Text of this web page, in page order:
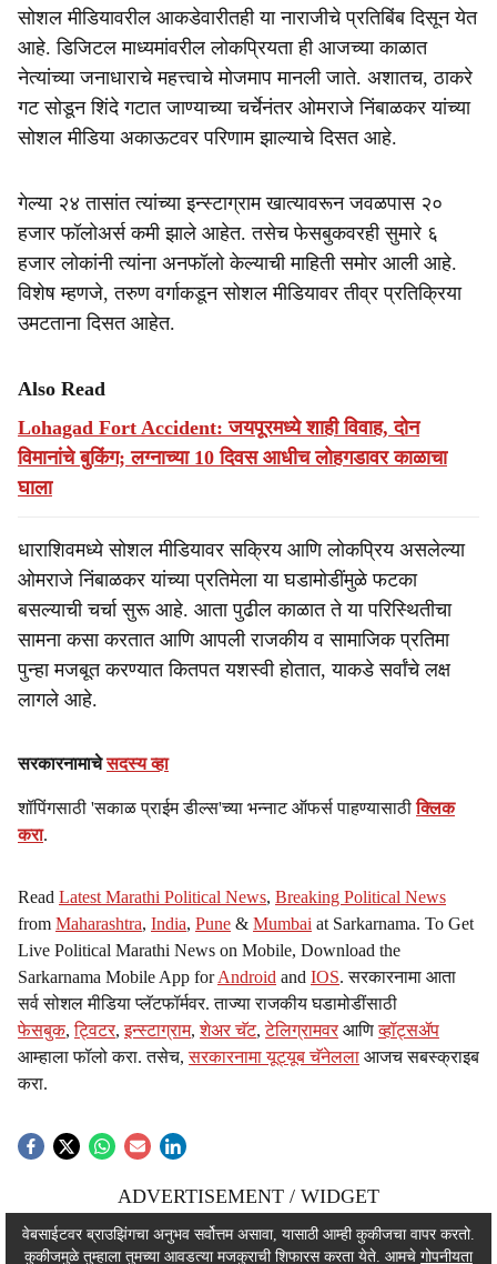
सोशल मीडियावरील आकडेवारीतही या नाराजीचे प्रतिबिंब दिसून येत
आहे. डिजिटल माध्यमांवरील लोकप्रियता ही आजच्या काळात
नेत्यांच्या जनाधाराचे महत्त्वाचे मोजमाप मानली जाते. अशातच, ठाकरे
गट सोडून शिंदे गटात जाण्याच्या चर्चेनंतर ओमराजे निंबाळकर यांच्या
सोशल मीडिया अकाऊटवर परिणाम झाल्याचे दिसत आहे.
गेल्या २४ तासांत त्यांच्या इन्स्टाग्राम खात्यावरून जवळपास २०
हजार फॉलोअर्स कमी झाले आहेत. तसेच फेसबुकवरही सुमारे ६
हजार लोकांनी त्यांना अनफॉलो केल्याची माहिती समोर आली आहे.
विशेष म्हणजे, तरुण वर्गाकडून सोशल मीडियावर तीव्र प्रतिक्रिया
उमटताना दिसत आहेत.
Also Read
Lohagad Fort Accident: जयपूरमध्ये शाही विवाह, दोन
विमानांचे बुकिंग; लग्नाच्या 10 दिवस आधीच लोहगडावर काळाचा
घाला
धाराशिवमध्ये सोशल मीडियावर सक्रिय आणि लोकप्रिय असलेल्या
ओमराजे निंबाळकर यांच्या प्रतिमेला या घडामोडींमुळे फटका
बसल्याची चर्चा सुरू आहे. आता पुढील काळात ते या परिस्थितीचा
सामना कसा करतात आणि आपली राजकीय व सामाजिक प्रतिमा
पुन्हा मजबूत करण्यात कितपत यशस्वी होतात, याकडे सर्वांचे लक्ष
लागले आहे.
सरकारनामाचेसदस्य व्हा
शॉपिंगसाठी 'सकाळ प्राईम डील्स'च्या भन्नाट ऑफर्स पाहण्यासाठीक्लिक
करा.
Read Latest Marathi Political News, Breaking Political News
from Maharashtra, India, Pune & Mumbai at Sarkarnama. To Get
Live Political Marathi News on Mobile, Download the
Sarkarnama Mobile App forAndroid and IOS. सरकारनामा आता
सर्व सोशल मीडिया प्लॅटफॉर्मवर. ताज्या राजकीय घडामोडींसाठी
फेसबुक,ट्विटर,इन्स्टाग्राम,शेअर चॅट,टेलिग्रामवर आणिव्हॉट्सॲप
आम्हाला फॉलो करा. तसेच,सरकारनामा यूट्यूब चॅनेलला आजच सबस्क्राइब
करा.
ADVERTISEMENT / WIDGET
ADVERTISEMENT / WIDGET
वेबसाईटवर ब्राउझिंगचा अनुभव सर्वोत्तम असावा, यासाठी आम्ही कुकीजचा वापर करतो.
कुकीजमुळे तुम्हाला तुमच्या आवडत्या मजकुराची शिफारस करता येते. आमचे गोपनीयता